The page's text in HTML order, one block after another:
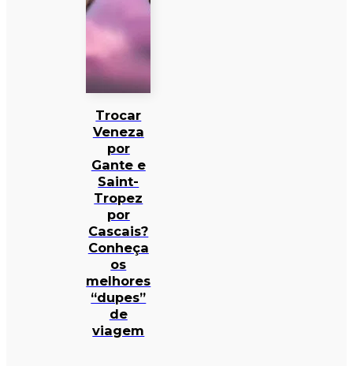
Trocar
Veneza
por
Gante e
Saint-
Tropez
por
Cascais?
Conheça
os
melhores
“dupes”
de
viagem